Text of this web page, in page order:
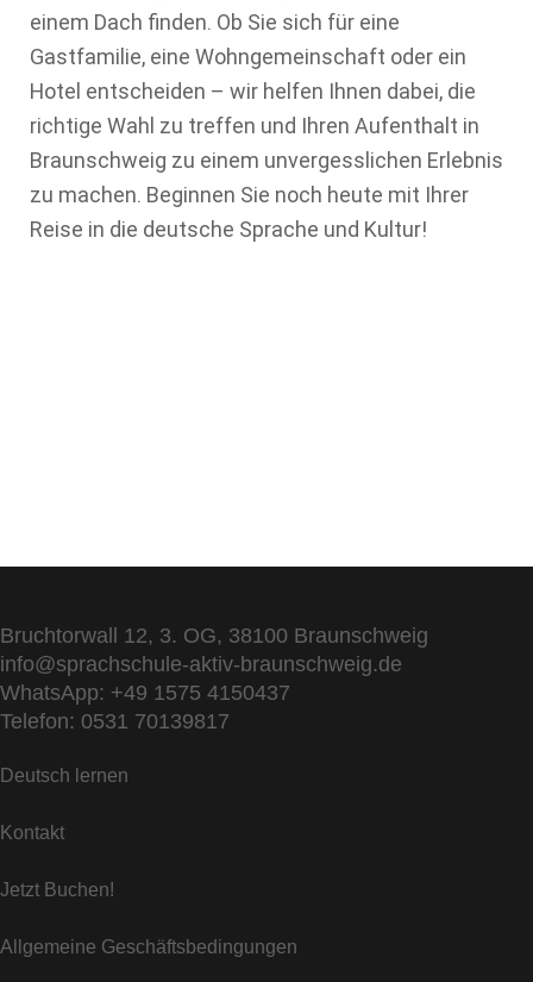
einem Dach finden. Ob Sie sich für eine
Gastfamilie, eine Wohngemeinschaft oder ein
Hotel entscheiden – wir helfen Ihnen dabei, die
richtige Wahl zu treffen und Ihren Aufenthalt in
Braunschweig zu einem unvergesslichen Erlebnis
zu machen. Beginnen Sie noch heute mit Ihrer
Reise in die deutsche Sprache und Kultur!
Bruchtorwall 12, 3. OG, 38100 Braunschweig
info@sprachschule-aktiv-braunschweig.de
WhatsApp: +49 1575 4150437
Telefon: 0531 70139817
Deutsch lernen
Kontakt
Jetzt Buchen!
Allgemeine Geschäftsbedingungen